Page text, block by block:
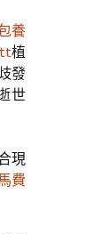
養
植
發
世
現
費